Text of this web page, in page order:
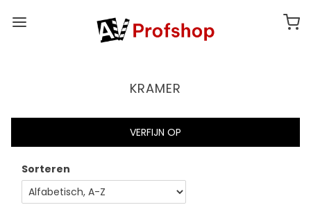
KRAMER
VERFIJN OP
Sorteren